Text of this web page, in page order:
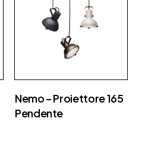
Nemo – Proiettore 165
Pendente